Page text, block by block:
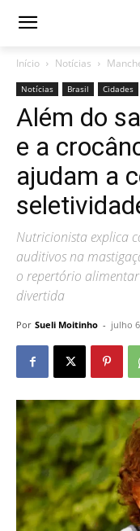
Início Notícias
Notícias Brasil Cidades
Além do
e a
ajudam a
Nutricionista explica
auditivos na
o repertório
divertida
Por Sueli Moitinho - julho